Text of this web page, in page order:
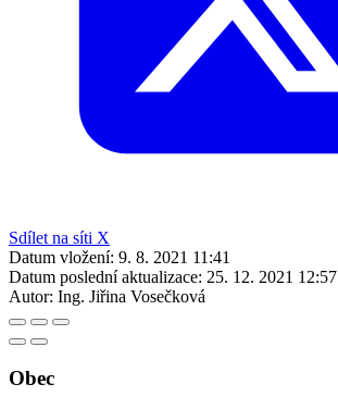
Sdílet na síti X
Datum vložení: 9. 8. 2021 11:41
Datum poslední aktualizace: 25. 12. 2021 12:57
Autor: Ing. Jiřina Vosečková
Obec